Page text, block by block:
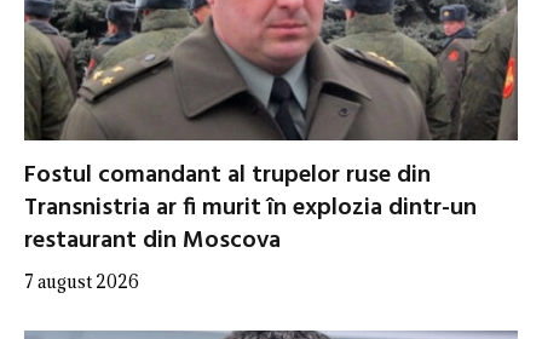
Fostul comandant al trupelor ruse din
Transnistria ar fi murit în explozia dintr-un
restaurant din Moscova
7 august 2026